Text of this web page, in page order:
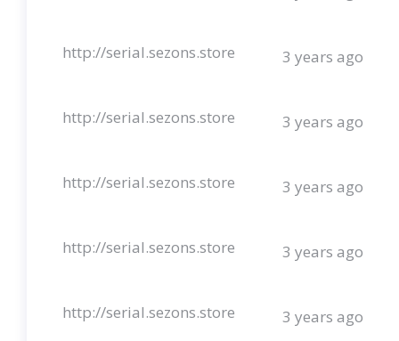
http://serial.sezons.store 3 years ago
http://serial.sezons.store 3 years ago
http://serial.sezons.store 3 years ago
http://serial.sezons.store 3 years ago
http://serial.sezons.store 3 years ago